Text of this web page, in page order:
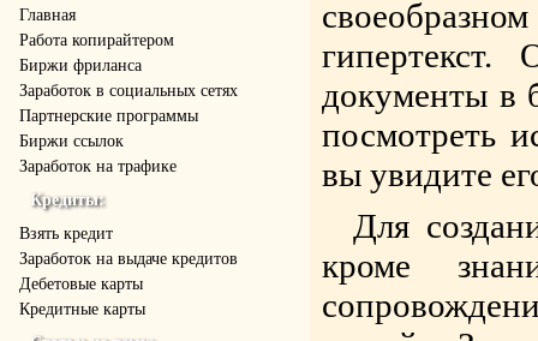
Главная
Работа копирайтером
Биржи фриланса
Заработок в социальных сетях
Партнерские программы
Биржи ссылок
Заработок на трафике
Кредиты:
Взять кредит
Заработок на выдаче кредитов
Дебетовые карты
Кредитные карты
гипертекст.
документы в
посмотреть
вы увидите
Для
кроме